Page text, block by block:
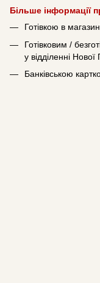
Більше інформації
Готівкою в
Готівковим /
у відділенні
Банківською